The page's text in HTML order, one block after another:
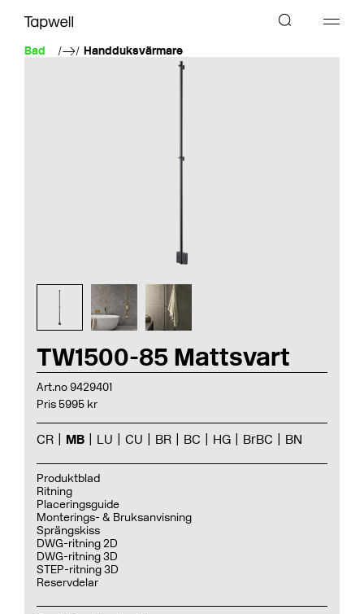
Bad Handduksvärmare
TW1500-85 Mattsvart
Art.no 9429401
Pris 5995 kr
CR MB LU CU BR BC HG BrBC BN
Produktblad
Ritning
Placeringsguide
Monterings- & Bruksanvisning
Sprängskiss
DWG-ritning 2D
DWG-ritning 3D
STEP-ritning 3D
Reservdelar